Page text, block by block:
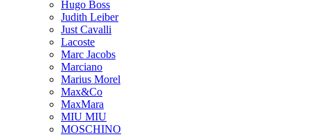
Hugo Boss
Judith Leiber
Just Cavalli
Lacoste
Marc Jacobs
Marciano
Marius Morel
Max&Co
MaxMara
MIU MIU
MOSCHINO